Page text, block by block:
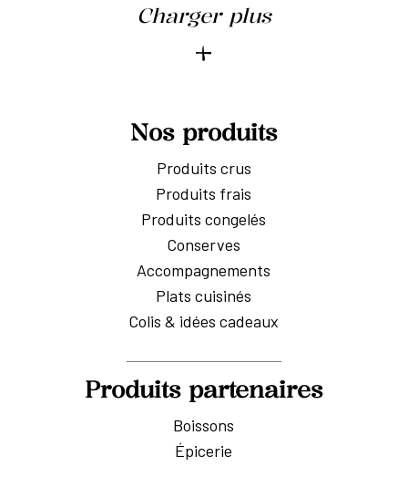
Nos produits
Produits crus
Produits frais
Produits congelés
Conserves
Accompagnements
Plats cuisinés
Colis & idées cadeaux
Produits partenaires
Boissons
Épicerie
Charger plus